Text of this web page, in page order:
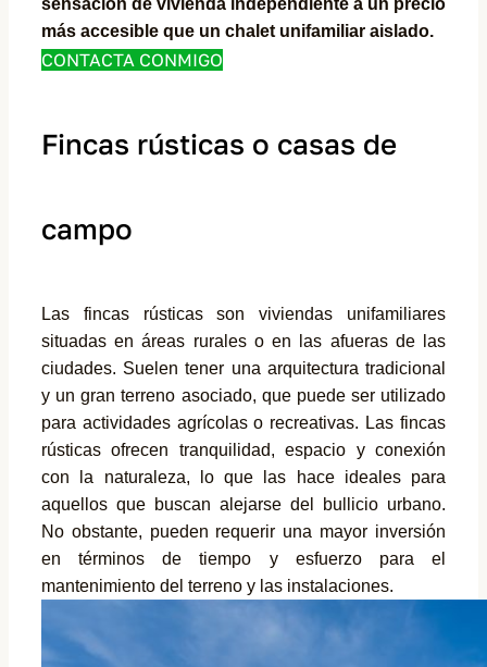
sensación de vivienda independiente a un precio
más accesible que un chalet unifamiliar aislado.
CONTACTA CONMIGO
Fincas rústicas o casas de
campo
Las fincas rústicas son viviendas unifamiliares
situadas en áreas rurales o en las afueras de las
ciudades. Suelen tener una arquitectura tradicional
y un gran terreno asociado, que puede ser utilizado
para actividades agrícolas o recreativas. Las fincas
rústicas ofrecen tranquilidad, espacio y conexión
con la naturaleza, lo que las hace ideales para
aquellos que buscan alejarse del bullicio urbano.
No obstante, pueden requerir una mayor inversión
en términos de tiempo y esfuerzo para el
mantenimiento del terreno y las instalaciones.